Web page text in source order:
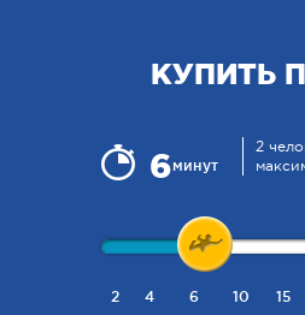
КУПИТЬ
6минут
2
2 4 6 10 15